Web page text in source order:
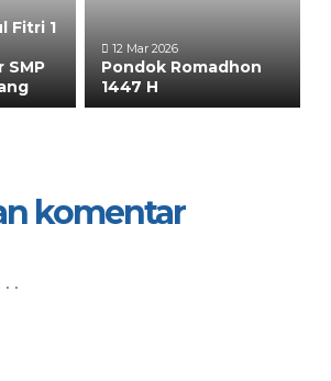
Fitri 1
SMP
12 Mar 2026
Pondok Romadhon
1447 H
komentar